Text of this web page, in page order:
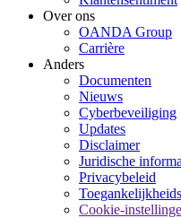
Over ons
OANDA Group
Carrière
Anders
Documenten
Nieuws
Cyberbeveiliging
Updates
Disclaimer
Juridische
Privacybeleid
Cookie-